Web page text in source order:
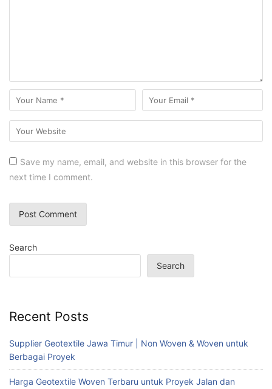
Save my name, email, and website in this browser for the
next time I comment.
Search
Search
Recent Posts
Supplier Geotextile Jawa Timur | Non Woven & Woven untuk
Berbagai Proyek
Harga Geotextile Woven Terbaru untuk Proyek Jalan dan